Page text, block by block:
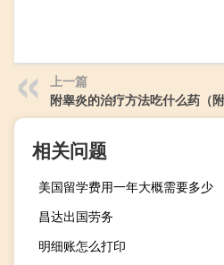
上一篇
附睾炎的治疗方法吃什么药（
相关问题
美国留学费用一年大概需要多少
昌达出国劳务
明细账怎么打印